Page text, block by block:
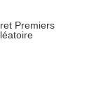
Premiers